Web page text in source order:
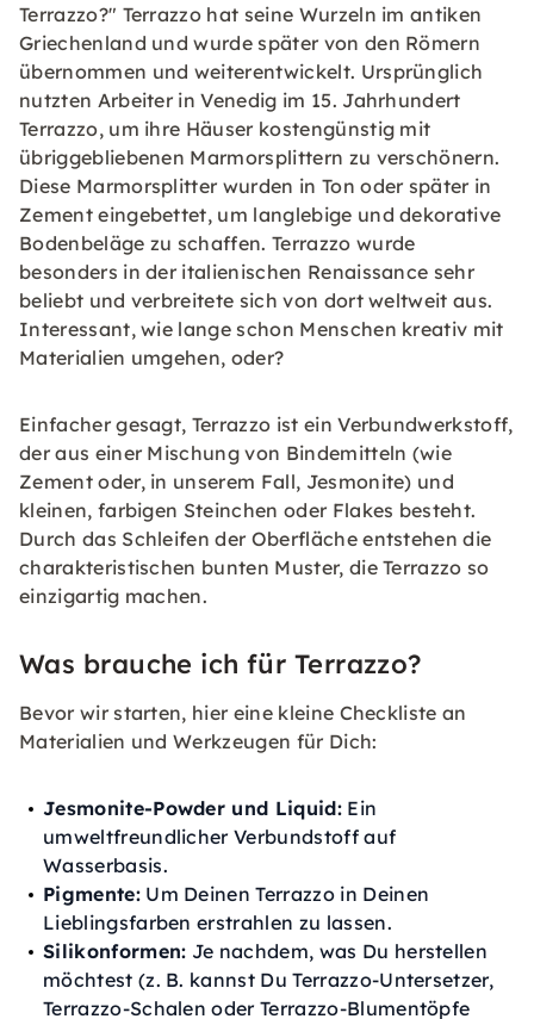
Terrazzo?" Terrazzo hat seine Wurzeln im antiken
Griechenland und wurde später von den Römern
übernommen und weiterentwickelt. Ursprünglich
nutzten Arbeiter in Venedig im 15. Jahrhundert
Terrazzo, um ihre Häuser kostengünstig mit
übriggebliebenen Marmorsplittern zu verschönern.
Diese Marmorsplitter wurden in Ton oder später in
Zement eingebettet, um langlebige und dekorative
Bodenbeläge zu schaffen. Terrazzo wurde
besonders in der italienischen Renaissance sehr
beliebt und verbreitete sich von dort weltweit aus.
Interessant, wie lange schon Menschen kreativ mit
Materialien umgehen, oder?
Einfacher gesagt, Terrazzo ist ein Verbundwerkstoff,
der aus einer Mischung von Bindemitteln (wie
Zement oder, in unserem Fall, Jesmonite) und
kleinen, farbigen Steinchen oder Flakes besteht.
Durch das Schleifen der Oberfläche entstehen die
charakteristischen bunten Muster, die Terrazzo so
einzigartig machen.
Was brauche ich für Terrazzo?
Bevor wir starten, hier eine kleine Checkliste an
Materialien und Werkzeugen für Dich:
Jesmonite-Powder und Liquid:Ein
umweltfreundlicher Verbundstoff auf
Wasserbasis.
Pigmente:Um Deinen Terrazzo in Deinen
Lieblingsfarben erstrahlen zu lassen.
Silikonformen: Je nachdem, was Du herstellen
möchtest (z. B. kannst Du Terrazzo-Untersetzer,
Terrazzo-Schalen oder Terrazzo-Blumentöpfe